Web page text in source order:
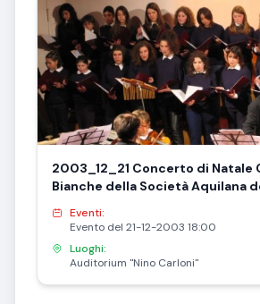
2003_12_21 Concerto di Natale
Bianche della Società Aquilana
Perfecisti"
Eventi:
Evento del 21-12-2003 18:00
Luoghi:
Auditorium "Nino Carloni"